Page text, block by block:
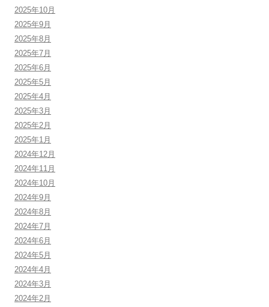
2025年10月
2025年9月
2025年8月
2025年7月
2025年6月
2025年5月
2025年4月
2025年3月
2025年2月
2025年1月
2024年12月
2024年11月
2024年10月
2024年9月
2024年8月
2024年7月
2024年6月
2024年5月
2024年4月
2024年3月
2024年2月